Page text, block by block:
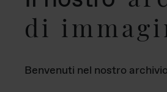
di
Benvenuti nel nostro